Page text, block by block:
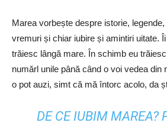
Marea vorbește despre istorie,
vremuri și chiar iubire și amintiri uitate.
trăiesc lângă mare. În schimb eu
numărl unile până când o voi vedea din
o pot auzi, simt că mă întorc acolo, da
DE CE IUBIM MAREA?